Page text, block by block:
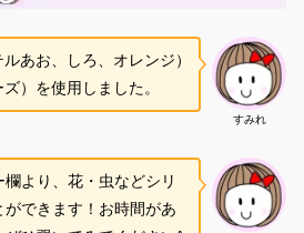
すみれ
あお、しろ、オレンジ）
）を使用しました。
より、花・虫などシリ
できます！お時間があ